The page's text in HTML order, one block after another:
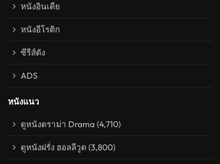
หนังอินเดีย
หนังอีโรติก
ซีรีส์ดัง
ADS
หนังแนว
ดูหนังดราม่า Drama (4,710)
ดูหนังฝรั่ง ฮอลลีวูด (3,800)